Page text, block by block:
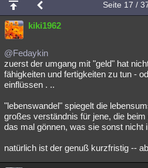
meine Rubriken
Menschen
Spiritualität
Natur Umfragen Unterhaltung
Philosophie Träume Orte
Astronomie Helpdesk Gruppen
Clash Verbesserungen
Seite 17 /
kiki1962
@Fedaykin
zuerst der umgang mit "geld" hat
fähigkeiten und fertigkeiten zu tun -
einflüssen . ..
"lebenswandel" spiegelt die
großes verständnis für jene, die
das mal gönnen, was sie sonst nicht
natürlich ist der genuß kurzfristig --